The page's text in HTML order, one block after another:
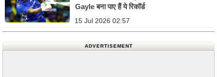
Gayle बना पाए हैं ये रिकॉर्ड
15 Jul 2026 02:57
ADVERTISEMENT